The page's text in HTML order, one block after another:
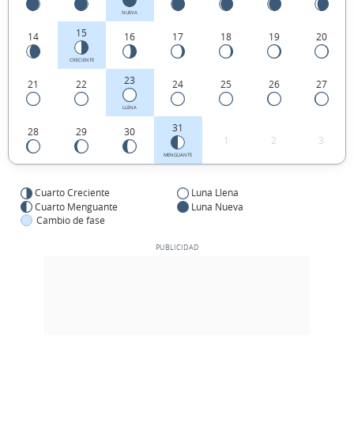
NUEVA
14 15
CRECIENTE
16 17 18 19 20
21 22 23
LLENA
24 25 26 27
28 29 30 31
MENGUANTE
1 2 3
Cuarto Creciente
Luna Llena
Cuarto Menguante
Luna Nueva
Cambio de fase